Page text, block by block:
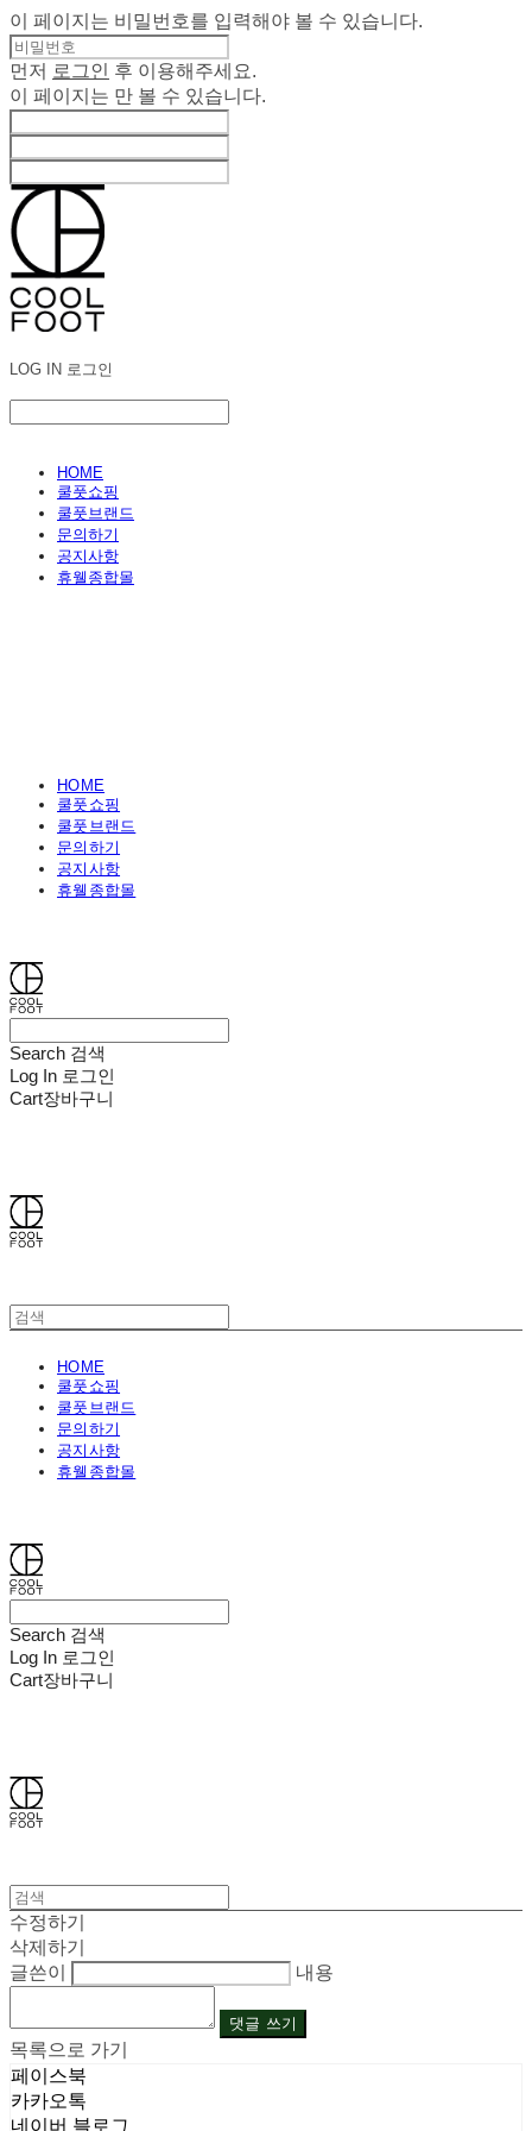
이 페이지는 비밀번호를 입력해야 볼 수 있습니다.
먼저 로그인
후 이용해주세요.
이 페이지는 만 볼 수 있습니다.
LOG IN 로그인
HOME
쿨풋쇼핑
쿨풋브랜드
문의하기
공지사항
휴웰종합몰
HOME
쿨풋쇼핑
쿨풋브랜드
문의하기
공지사항
휴웰종합몰
Search 검색
Log In 로그인
Cart장바구니
HOME
쿨풋쇼핑
쿨풋브랜드
문의하기
공지사항
휴웰종합몰
Search 검색
Log In 로그인
Cart장바구니
수정하기
삭제하기
글쓴이
내용
댓글 쓰기
목록으로 가기
페이스북
카카오톡
네이버 블로그